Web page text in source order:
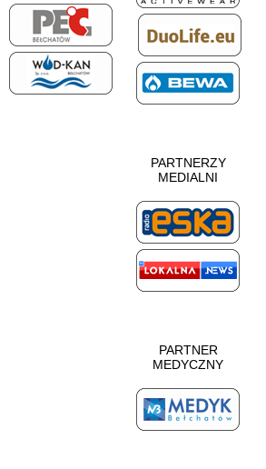
PARTNERZY
MEDIALNI
PARTNER
MEDYCZNY